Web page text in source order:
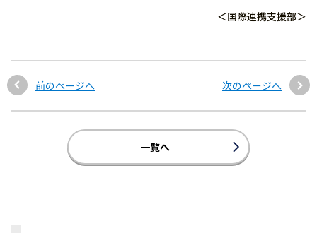
＜国際連携支援部＞
前のページへ 次のページへ
一覧へ